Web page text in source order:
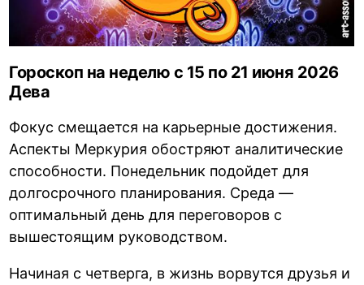
Гороскоп на неделю с 15 по 21 июня 2026
Дева
Фокус смещается на карьерные достижения.
Аспекты Меркурия обостряют аналитические
способности. Понедельник подойдет для
долгосрочного планирования. Среда —
оптимальный день для переговоров с
вышестоящим руководством.
Начиная с четверга, в жизнь ворвутся друзья и